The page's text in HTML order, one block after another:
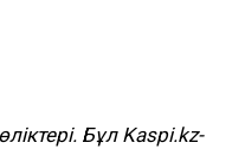
БұлKaspi.kz-